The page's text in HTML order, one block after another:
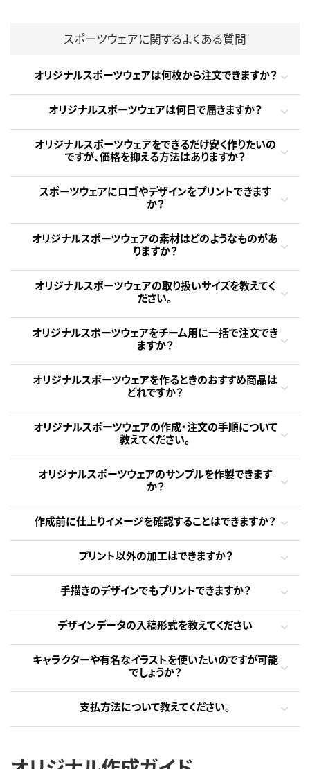
スポーツウェアに関するよくある質問
オリジナルスポーツウェアは何枚から注文できますか？
オリジナルスポーツウェアは何日で届きますか？
オリジナルスポーツウェアをできるだけ安く作りたいの
ですが、価格を抑える方法はありますか？
スポーツウェアにロゴやデザインをプリントできます
か？
オリジナルスポーツウェアの素材はどのようなものがあ
りますか？
オリジナルスポーツウェアの取り扱いサイズを教えてく
ださい。
オリジナルスポーツウェアをチーム用に一括で注文でき
ますか？
オリジナルスポーツウェアを作るときのおすすめ商品は
どれですか？
オリジナルスポーツウェアの作成・注文の手順について
教えてください。
オリジナルスポーツウェアのサンプルを作製できます
か？
作成前に仕上りイメージを確認することはできますか？
プリント以外の加工はできますか？
手描きのデザインでもプリントできますか？
デザインデータの入稿形式を教えてください
キャラクターや有名なイラストを使いたいのですが可能
でしょうか？
支払方法について教えてください。